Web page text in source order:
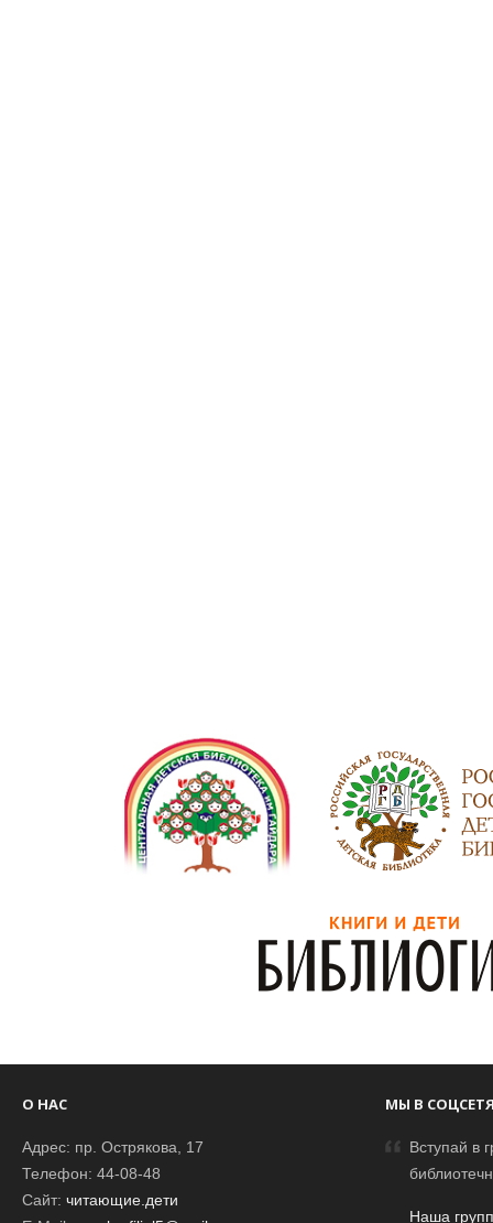
О НАС
Адрес: пр. Острякова, 17
Телефон: 44-08-48
Сайт: читающие.дети
МЫ В
Вступай в
Наша